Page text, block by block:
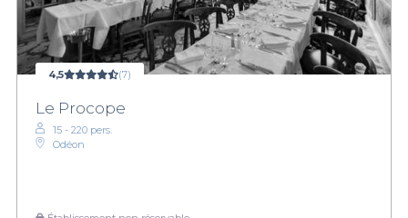
4,5 (7)
Le Procope
15 - 220 pers.
Odéon